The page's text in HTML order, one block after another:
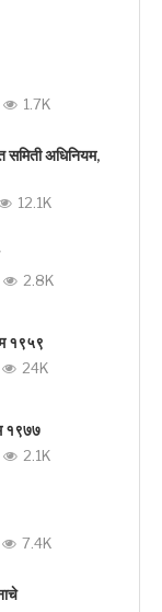
1.7K
समिती अधिनियम,
12.1K
2.8K
१९५९
24K
१९७७
2.1K
7.4K